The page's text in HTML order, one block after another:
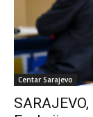
Centar Sarajevo